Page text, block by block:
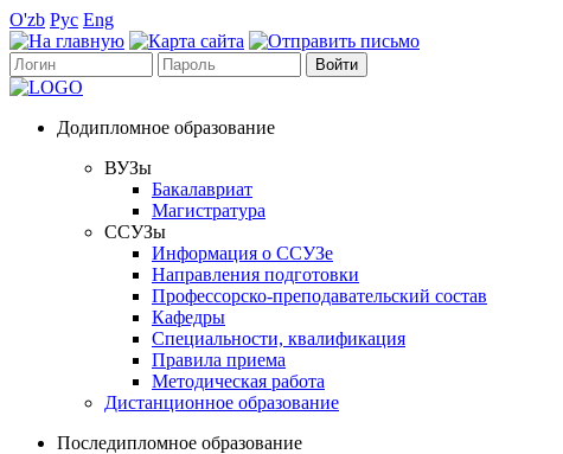
O'zb Рус Eng
Додипломное образование
ВУЗы
Бакалавриат
Магистратура
ССУЗы
Информация о ССУЗе
Направления подготовки
Профессорско-преподавательский состав
Кафедры
Специальности, квалификация
Правила приема
Методическая работа
Дистанционное образование
Последипломное образование